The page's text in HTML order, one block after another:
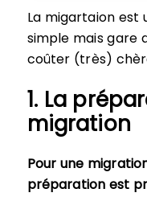
La migartaion
simple mais gare
coûter (très)
1. La
migration
Pour une
préparation est